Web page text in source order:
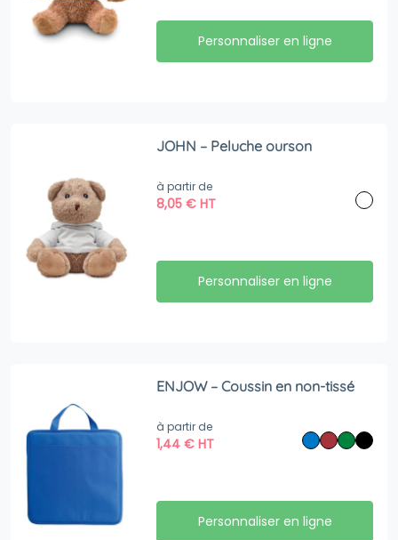
Personnaliser en ligne
JOHN – Peluche ourson
à partir de
8,05€ HT
Personnaliser en ligne
ENJOW – Coussin en non-tissé
à partir de
1,44€ HT
Personnaliser en ligne